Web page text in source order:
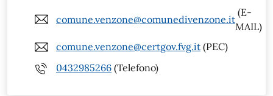
comune.venzone@comunedivenzone.it
(E-
MAIL)
comune.venzone@certgov.fvg.it (PEC)
0432985266 (Telefono)